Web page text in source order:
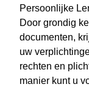
Persoonlijke
Door grondig
documenten,
uw
rechten en
manier kunt u